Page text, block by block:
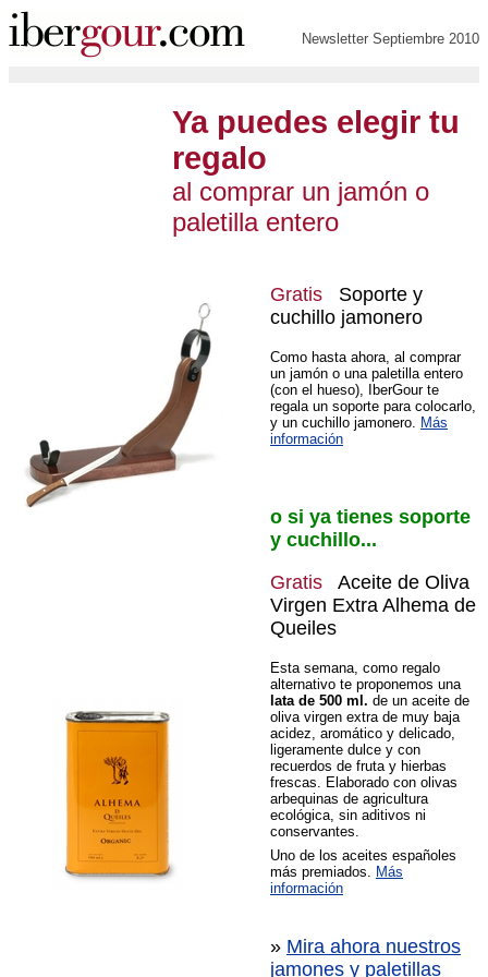
Newsletter Septiembre 2010
Ya puedes elegir tu
regalo
al comprar un jamón o
paletilla entero
Gratis Soporte y
cuchillo jamonero
Como hasta ahora, al comprar
un jamón o una paletilla entero
(con el hueso), IberGour te
regala un soporte para colocarlo,
y un cuchillo jamonero. Más
información
o si ya tienes soporte
y cuchillo...
Gratis Aceite de Oliva
Virgen Extra Alhema de
Queiles
Esta semana, como regalo
alternativo te proponemos una
lata de 500 ml. de un aceite de
oliva virgen extra de muy baja
acidez, aromático y delicado,
ligeramente dulce y con
recuerdos de fruta y hierbas
frescas. Elaborado con olivas
arbequinas de agricultura
ecológica, sin aditivos ni
conservantes.
Uno de los aceites españoles
más premiados. Más
información
» Mira ahora nuestros
jamones y paletillas